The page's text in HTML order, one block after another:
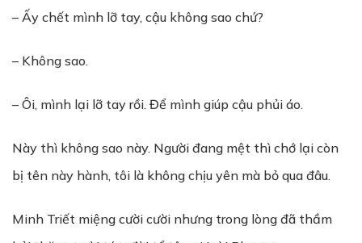
– Ấy chết mình lỡ tay, cậu không sao chứ?
– Không sao.
– Ôi, mình lại lỡ tay rồi. Để mình giúp cậu phủi áo.
Này thì không sao này. Người đang mệt thì chớ lại còn
bị tên này hành, tôi là không chịu yên mà bỏ qua đâu.
Minh Triết miệng cười cười nhưng trong lòng đã thầm